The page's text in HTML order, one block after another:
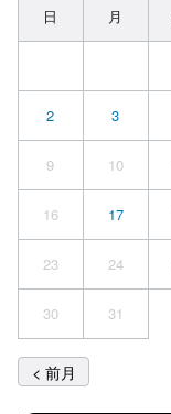
日 月
2 3
9 10
16 17
23 24
30 31
< 前月